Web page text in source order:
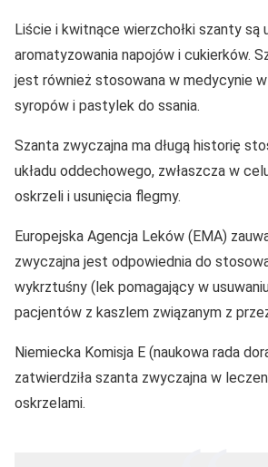
Liście i kwitnące wierzchołki szanty są
aromatyzowania napojów i cukierków.
jest również stosowana w medycynie
syropów i pastylek do ssania.
Szanta zwyczajna ma długą historię
układu oddechowego, zwłaszcza w
oskrzeli i usunięcia flegmy.
Europejska Agencja Leków (EMA)
zwyczajna jest odpowiednia do
wykrztuśny (lek pomagający w
pacjentów z kaszlem związanym z
Niemiecka Komisja E (naukowa rada
zatwierdziła szanta zwyczajna w
oskrzelami.